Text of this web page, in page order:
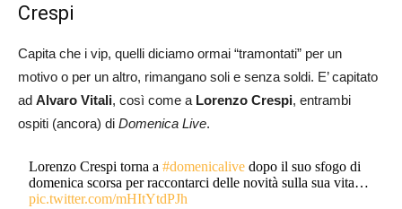
Crespi
Capita che i vip, quelli diciamo ormai “tramontati” per un
motivo o per un altro, rimangano soli e senza soldi. E’ capitato
ad Alvaro Vitali, così come a Lorenzo Crespi, entrambi
ospiti (ancora) di Domenica Live.
Lorenzo Crespi torna a#domenicalive dopo il suo sfogo di
domenica scorsa per raccontarci delle novità sulla sua vita…
pic.twitter.com/mHItYtdPJh